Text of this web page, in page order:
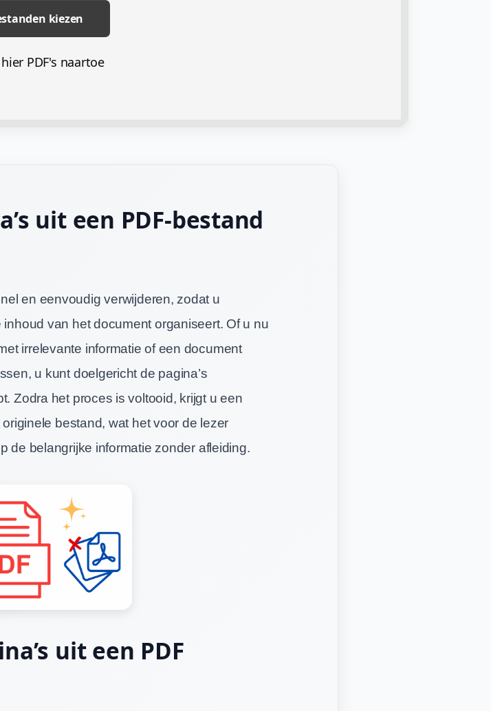
kiezen
PDF's naartoe
uit een PDF-bestand
en eenvoudig verwijderen, zodat u
van het document organiseert. Of u nu
irrelevante informatie of een document
u kunt doelgericht de pagina’s
Zodra het proces is voltooid, krijgt u een
bestand, wat het voor de lezer
de belangrijke informatie zonder afleiding.
uit een PDF